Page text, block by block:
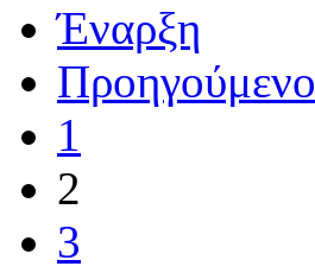
Έναρξη
Προηγούμενο
1
2
3